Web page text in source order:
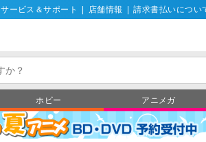
サービス＆サポート 店舗情報 請求書払いについ
ホビー アニメガ